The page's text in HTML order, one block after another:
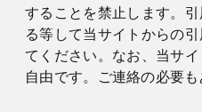
することを禁止します。
る等して当サイトからの
てください。なお、当サ
自由です。ご連絡の必要も